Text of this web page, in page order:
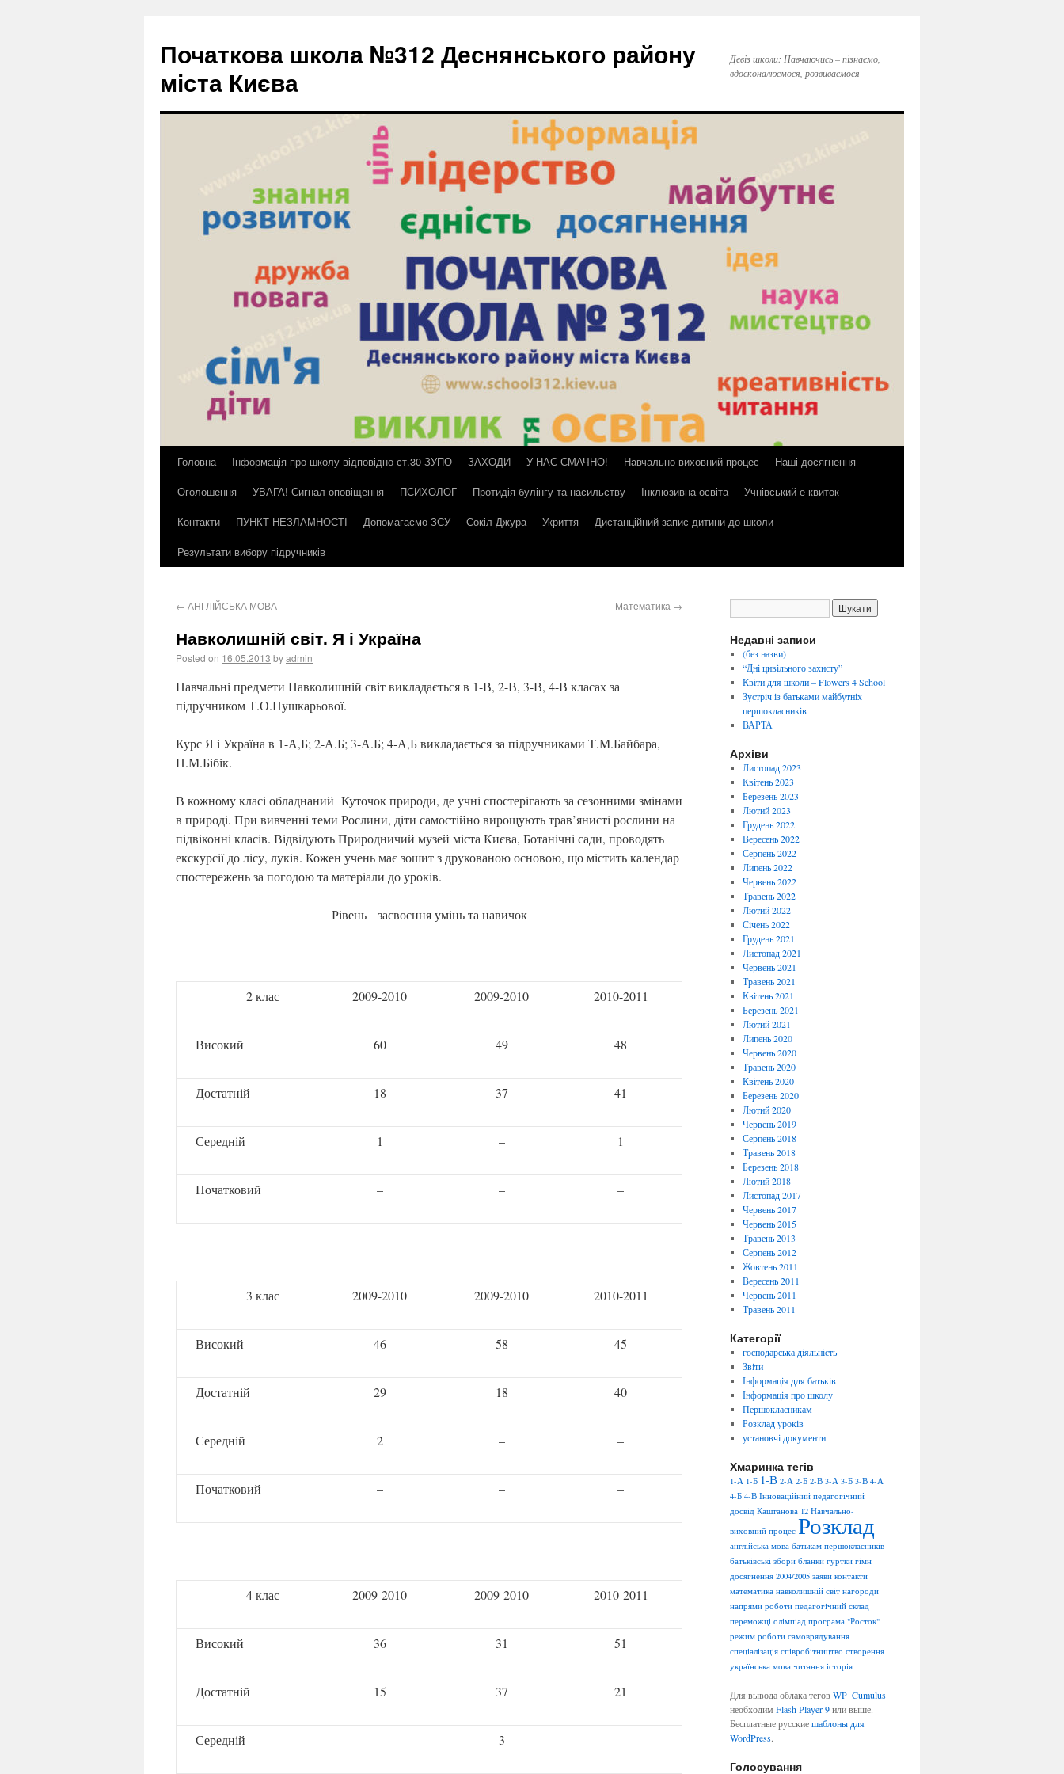
Початкова школа №312 Деснянського району
міста Києва
Девіз школи: Навчаючись – пізнаємо,
вдосконалюємося, розвиваємося
Головна Інформація про школу відповідно ст.30 ЗУПО ЗАХОДИ У НАС СМАЧНО! Навчально-виховний процес
Наші досягнення
Оголошення
УВАГА! Сигнал оповіщення ПСИХОЛОГ Протидія булінгу та насильству Інклюзивна освіта
Учнівський е-квиток
Контакти
ПУНКТ НЕЗЛАМНОСТІ Допомагаємо ЗСУ Сокіл Джура Укриття
Дистанційний запис дитини до школи
Результати вибору підручників
← АНГЛІЙСЬКА МОВА Математика →
Навколишній світ. Я і Україна
Posted on 16.05.2013 byadmin
Навчальні предмети Навколишній світ викладається в 1-В, 2-В, 3-В, 4-В класах за
підручником Т.О.Пушкарьової.
Курс Я і Україна в 1-А,Б; 2-А.Б; 3-А.Б; 4-А,Б викладається за підручниками Т.М.Байбара,
Н.М.Бібік.
В кожному класі обладнаний Куточок природи, де учні спостерігають за сезонними змінами
в природі. При вивченні теми Рослини, діти самостійно вирощують трав’янисті рослини на
підвіконні класів. Відвідують Природничий музей міста Києва, Ботанічні сади, проводять
екскурсії до лісу, луків. Кожен учень має зошит з друкованою основою, що містить календар
спостережень за погодою та матеріали до уроків.
Рівень засвоєння умінь та навичок
2 клас 2009-2010 2009-2010 2010-2011
Високий 60 49 48
Достатній 18 37 41
Середній 1 – 1
Початковий – – –
3 клас 2009-2010 2009-2010 2010-2011
Високий 46 58 45
Достатній 29 18 40
Середній 2 – –
Початковий – – –
4 клас 2009-2010 2009-2010 2010-2011
Високий 36 31 51
Достатній 15 37 21
Середній – 3 –
Недавні записи
(без назви)
“Дні цивільного захисту”
Квіти для школи – Flowers 4 School
Зустріч із батьками майбутніх
першокласників
ВАРТА
Архіви
Листопад 2023
Квітень 2023
Березень 2023
Лютий 2023
Грудень 2022
Вересень 2022
Серпень 2022
Липень 2022
Червень 2022
Травень 2022
Лютий 2022
Січень 2022
Грудень 2021
Листопад 2021
Червень 2021
Травень 2021
Квітень 2021
Березень 2021
Лютий 2021
Липень 2020
Червень 2020
Травень 2020
Квітень 2020
Березень 2020
Лютий 2020
Червень 2019
Серпень 2018
Травень 2018
Березень 2018
Лютий 2018
Листопад 2017
Червень 2017
Червень 2015
Травень 2013
Серпень 2012
Жовтень 2011
Вересень 2011
Червень 2011
Травень 2011
Категорії
господарська діяльність
Звіти
Інформація для батьків
Інформація про школу
Першокласникам
Розклад уроків
установчі документи
Хмаринка тегів
1-А 1-Б 1-В 2-А 2-Б 2-В 3-А 3-Б 3-В 4-А
4-Б 4-В Інноваційний педагогічний
досвід Каштанова 12 Навчально-
виховний процес Розклад
англійська мова батькам першокласників
батьківські збори бланки гуртки гімн
досягнення 2004/2005 заяви контакти
математика навколишній світ нагороди
напрями роботи педагогічний склад
переможці олімпіад програма "Росток"
режим роботи самоврядування
спеціалізація співробітництво створення
українська мова читання історія
Для вывода облака теговWP_Cumulus
необходим Flash Player 9или выше.
Бесплатные русскиешаблоны для
WordPress.
Голосування